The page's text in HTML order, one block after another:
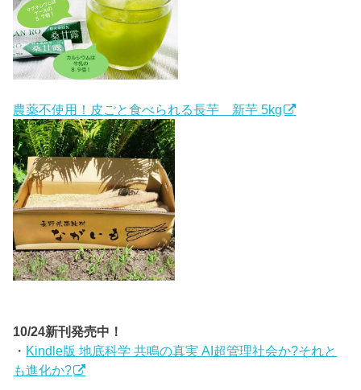
農薬不使用！皮ごと食べられる長芋 新芋 5kg
10/24新刊発売中！
・ Kindle版 地底科学 共鳴の真実 AI超管理社会か?それと
も進化か?